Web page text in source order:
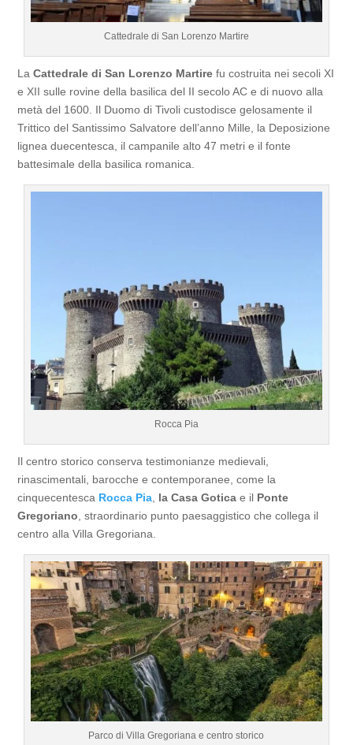
Cattedrale di San Lorenzo Martire
LaCattedrale di San Lorenzo Martire fu costruita nei secoli XI
e XII sulle rovine della basilica del II secolo AC e di nuovo alla
metà del 1600. Il Duomo di Tivoli custodisce gelosamente il
Trittico del Santissimo Salvatore dell’anno Mille, la Deposizione
lignea duecentesca, il campanile alto 47 metri e il fonte
battesimale della basilica romanica.
Rocca Pia
Il centro storico conserva testimonianze medievali,
rinascimentali, barocche e contemporanee, come la
cinquecentesca Rocca Pia la Casa Gotica e il Ponte
Gregoriano , straordinario punto paesaggistico che collega il
centro alla Villa Gregoriana.
Parco di Villa Gregoriana e centro storico